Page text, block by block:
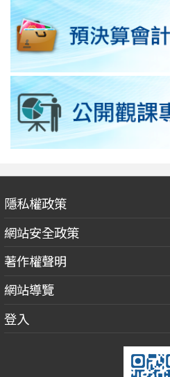
隱私權政策
網站安全政策
著作權聲明
網站導覽
登入